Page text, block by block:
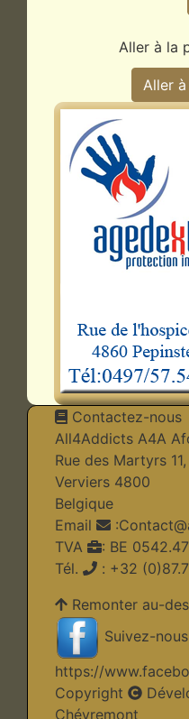
Aller à la
Aller
Contactez-nous
All4Addicts A4A
Rue des Martyrs 11,
Verviers 4800
Belgique
Email
:
TVA
: BE
Tél.
: +32
Remonter au-
Suivez-
https://
Copyright
Chévremont